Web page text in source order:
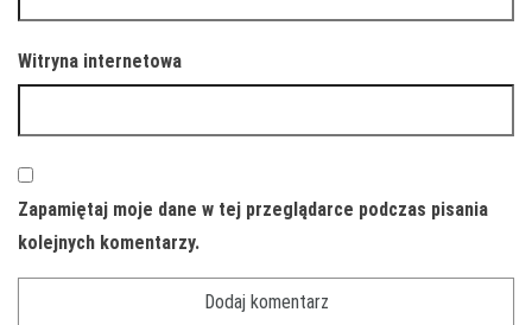
Witryna internetowa
Zapamiętaj moje dane w tej przeglądarce podczas pisania
kolejnych komentarzy.